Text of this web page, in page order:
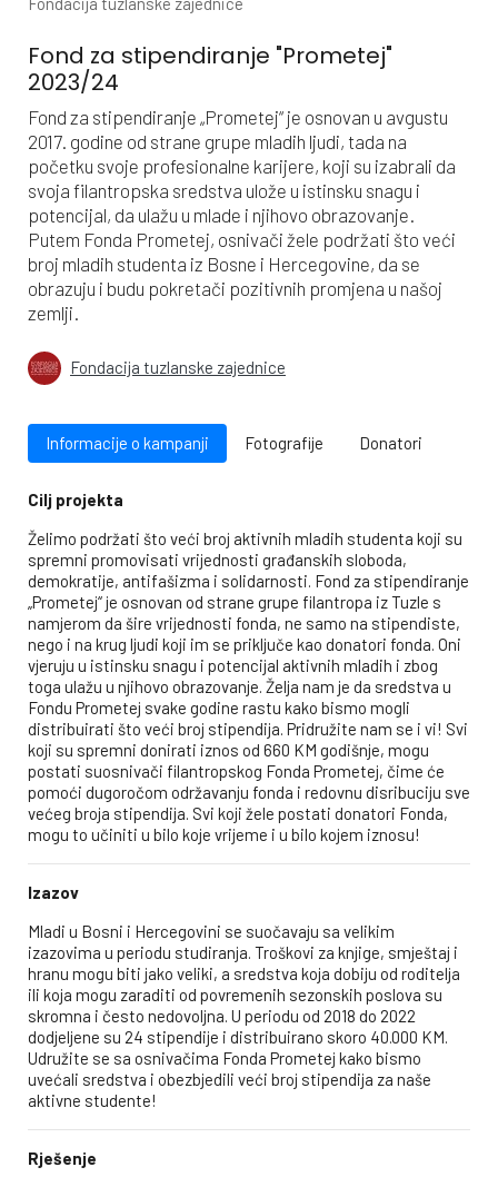
Fond za stipendiranje "Prometej"
2023/24
Fond za stipendiranje „Prometej“ je osnovan u avgustu
2017. godine od strane grupe mladih ljudi, tada na
početku svoje profesionalne karijere, koji su izabrali da
svoja filantropska sredstva ulože u istinsku snagu i
potencijal, da ulažu u mlade i njihovo obrazovanje.
Putem Fonda Prometej, osnivači žele podržati što veći
broj mladih studenta iz Bosne i Hercegovine, da se
obrazuju i budu pokretači pozitivnih promjena u našoj
zemlji.
Fondacija tuzlanske zajednice
Informacije o kampanji Fotografije Donatori
Cilj projekta
Želimo podržati što veći broj aktivnih mladih studenta koji su
spremni promovisati vrijednosti građanskih sloboda,
demokratije, antifašizma i solidarnosti. Fond za stipendiranje
„Prometej“ je osnovan od strane grupe filantropa iz Tuzle s
namjerom da šire vrijednosti fonda, ne samo na stipendiste,
nego i na krug ljudi koji im se priključe kao donatori fonda. Oni
vjeruju u istinsku snagu i potencijal aktivnih mladih i zbog
toga ulažu u njihovo obrazovanje. Želja nam je da sredstva u
Fondu Prometej svake godine rastu kako bismo mogli
distribuirati što veći broj stipendija. Pridružite nam se i vi! Svi
koji su spremni donirati iznos od 660 KM godišnje, mogu
postati suosnivači filantropskog Fonda Prometej, čime će
pomoći dugoročom održavanju fonda i redovnu disribuciju sve
većeg broja stipendija. Svi koji žele postati donatori Fonda,
mogu to učiniti u bilo koje vrijeme i u bilo kojem iznosu!
Izazov
Mladi u Bosni i Hercegovini se suočavaju sa velikim
izazovima u periodu studiranja. Troškovi za knjige, smještaj i
hranu mogu biti jako veliki, a sredstva koja dobiju od roditelja
ili koja mogu zaraditi od povremenih sezonskih poslova su
skromna i često nedovoljna. U periodu od 2018 do 2022
dodjeljene su 24 stipendije i distribuirano skoro 40.000 KM.
Udružite se sa osnivačima Fonda Prometej kako bismo
uvećali sredstva i obezbjedili veći broj stipendija za naše
aktivne studente!
Rješenje